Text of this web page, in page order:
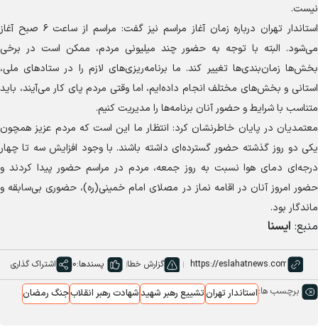
نیست.
استاندار تهران درباره زمان آغاز مراسم نیز گفت: مراسم از ساعت ۶ صبح آغاز
می‌شود. البته با توجه به حضور چند میلیونی مردم، ممکن است در برخی
بخش‌ها زمان‌بندی‌ها تغییر کند. ما برنامه‌ریزی‌های لازم را در ستادهای ملی،
استانی و بخش‌های مختلف انجام داده‌ایم، اما وقتی مردم پای کار می‌آیند، باید
متناسب با شرایط و حضور آنان برنامه‌ها را مدیریت کنیم.
معتمدیان در پایان خاطرنشان کرد: انتظار ما این است که مردم عزیز همچون
یکی دو روز گذشته حضور گسترده‌ای داشته باشند. با وجود افزایش سه تا چهار
درجه‌ای دمای هوا نسبت به روز جمعه، مردم در مراسم حضور پیدا کردند و
حضور امروز آنان در اقامه نماز در مصلای امام خمینی(ره)، حضوری بی‌سابقه و
ماندگار بود.
منبع: ایسنا
گزارش خطا پسندها:0 اشتراک گذاری
برچسب ها:استاندار تهرانتشییع رهبر شهیدشهادت رهبر انقلابجنگ رمضان